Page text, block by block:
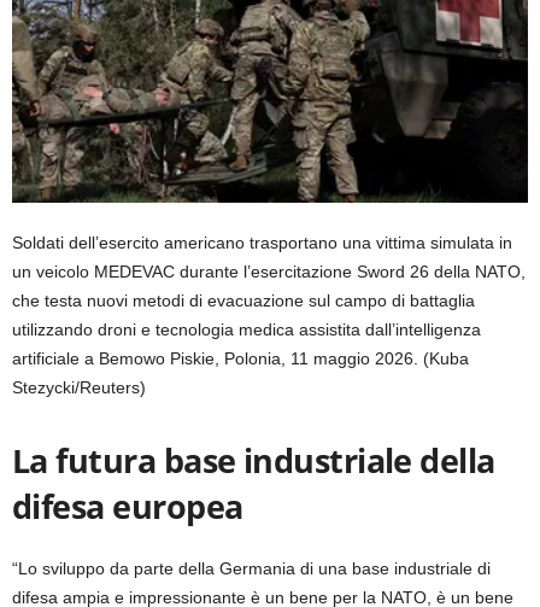
Soldati dell’esercito americano trasportano una vittima simulata in
un veicolo MEDEVAC durante l’esercitazione Sword 26 della NATO,
che testa nuovi metodi di evacuazione sul campo di battaglia
utilizzando droni e tecnologia medica assistita dall’intelligenza
artificiale a Bemowo Piskie, Polonia, 11 maggio 2026. (Kuba
Stezycki/Reuters)
La futura base industriale della
difesa europea
“Lo sviluppo da parte della Germania di una base industriale di
difesa ampia e impressionante è un bene per la NATO, è un bene